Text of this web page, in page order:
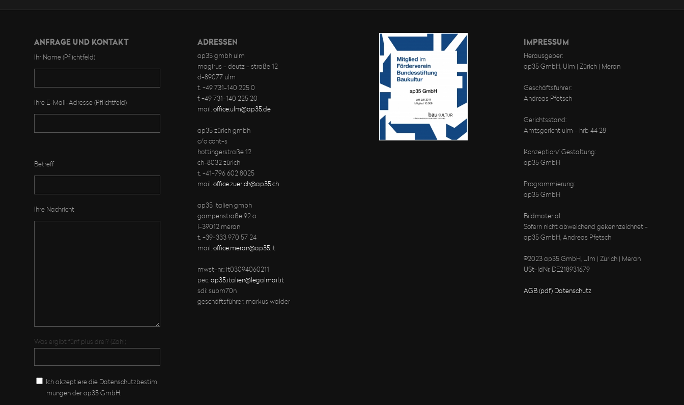
ANFRAGE UND KONTAKT
Ihr Name (Pflichtfeld)
Ihre E-Mail-Adresse (Pflichtfeld)
Betreff
Ihre Nachricht
Was ergibt fünf plus drei? (Zahl)
Ich akzeptiere die Datenschutz­bestim
mungen der ap35 GmbH.
ADRESSEN
ap35 gmbh ulm
magirus - deutz - straße 12
d-89077 ulm
t. +49 731-140 225 0
f. +49 731-140 225 20
mail. office.ulm@ap35.de
ap35 zürich gmbh
c/o cont-s
hottingerstraße 12
ch-8032 zürich
t. +41-796 602 8025
mail. office.zuerich@ap35.ch
ap35 italien gmbh
gampenstraße 92 a
i-39012 meran
t. +39-333 970 57 24
mail. office.meran@ap35.it
mwst-nr.: it03094060211
pec: ap35.italien@legalmail.it
sdi: subm70n
geschäftsführer: markus walder
IMPRESSUM
Herausgeber:
ap35 GmbH, Ulm | Zürich | Meran
Geschäftsführer:
Andreas Pfetsch
Gerichtsstand:
Amtsgericht ulm - hrb 44 28
Konzeption/ Gestaltung:
ap35 GmbH
Programmierung:
ap35 GmbH
Bildmaterial:
Sofern nicht abweichend gekennzeichnet -
ap35 GmbH, Andreas Pfetsch
©2023 ap35 GmbH, Ulm | Zürich | Meran
USt-IdNr. DE218931679
AGB (pdf) Datenschutz